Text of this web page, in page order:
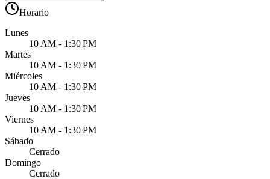
Horario
Lunes
10 AM - 1:30 PM
Martes
10 AM - 1:30 PM
Miércoles
10 AM - 1:30 PM
Jueves
10 AM - 1:30 PM
Viernes
10 AM - 1:30 PM
Sábado
Cerrado
Domingo
Cerrado